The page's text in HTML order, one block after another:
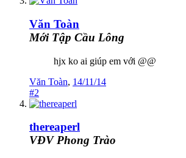
Văn Toàn
Mới Tập Cầu Lông
hjx ko ai giúp em với @@
Văn Toàn, 14/11/14
#2
thereaperl
VĐV Phong Trào